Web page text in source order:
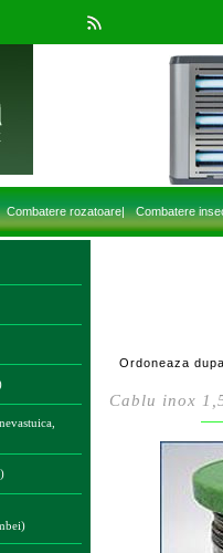
Combatere rozatoare| Combatere
Ordoneaza
Cablu inox